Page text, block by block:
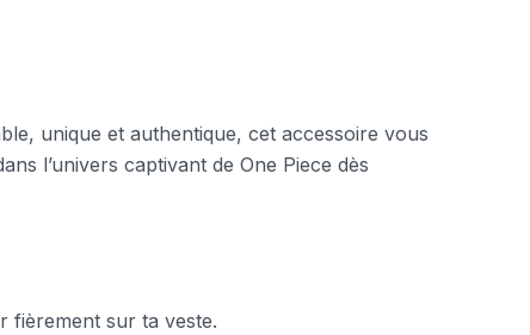
unique et authentique, cet accessoire vous
l’univers captivant de One Piece dès
fièrement sur ta veste.